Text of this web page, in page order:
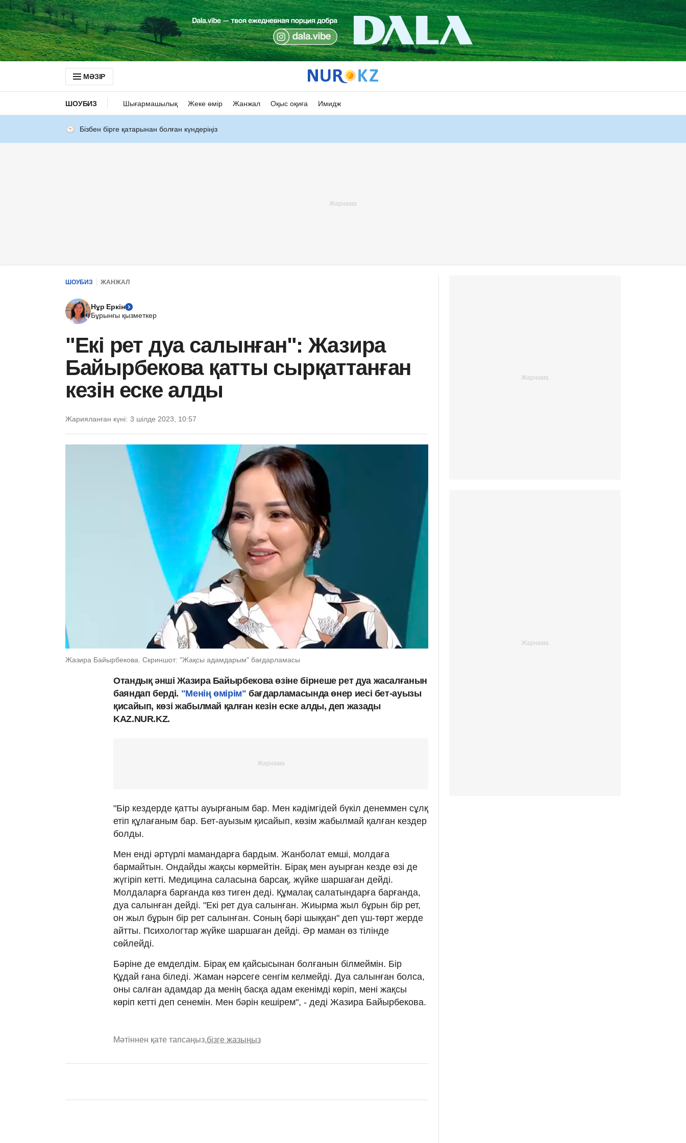
МӘЗІР
ШОУБИЗ Шығармашылық Жеке өмір Жанжал Оқыс оқиға Имидж
Бізбен бірге қатарынан болған күндеріңіз
ШОУБИЗ ЖАНЖАЛ
Нұр Еркін
Бұрынғы қызметкер
"Екі рет дуа салынған": Жазира
Байырбекова қатты сырқаттанған
кезін еске алды
Жарияланған күні: 3 шілде 2023, 10:57
Жазира Байырбекова. Скриншот: "Жақсы адамдарым" бағдарламасы
Отандық әнші Жазира Байырбекова өзіне бірнеше рет дуа жасалғанын
баяндап берді. "Менің өмірім"бағдарламасында өнер иесі бет-ауызы
қисайып, көзі жабылмай қалған кезін еске алды, деп жазады
KAZ.NUR.KZ.
"Бір кездерде қатты ауырғаным бар. Мен кәдімгідей бүкіл денеммен сұлқ
етіп құлағаным бар. Бет-ауызым қисайып, көзім жабылмай қалған кездер
болды.
Мен енді әртүрлі мамандарға бардым. Жанболат емші, молдаға
бармайтын. Ондайды жақсы көрмейтін. Бірақ мен ауырған кезде өзі де
жүгіріп кетті. Медицина саласына барсақ, жүйке шаршаған дейді.
Молдаларға барғанда көз тиген деді. Құмалақ салатындарға барғанда,
дуа салынған дейді. "Екі рет дуа салынған. Жиырма жыл бұрын бір рет,
он жыл бұрын бір рет салынған. Соның бәрі шыққан" деп үш-төрт жерде
айтты. Психологтар жүйке шаршаған дейді. Әр маман өз тілінде
сөйлейді.
Бәріне де емделдім. Бірақ ем қайсысынан болғанын білмеймін. Бір
Құдай ғана біледі. Жаман нәрсеге сенгім келмейді. Дуа салынған болса,
оны салған адамдар да менің басқа адам екенімді көріп, мені жақсы
көріп кетті деп сенемін. Мен бәрін кешірем", - деді Жазира Байырбекова.
Мәтіннен қате тапсаңыз,бізге жазыңыз